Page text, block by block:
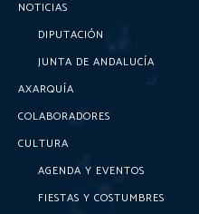
NOTICIAS
DIPUTACIÓN
JUNTA DE ANDALUCÍA
AXARQUÍA
COLABORADORES
CULTURA
AGENDA Y EVENTOS
FIESTAS Y COSTUMBRES